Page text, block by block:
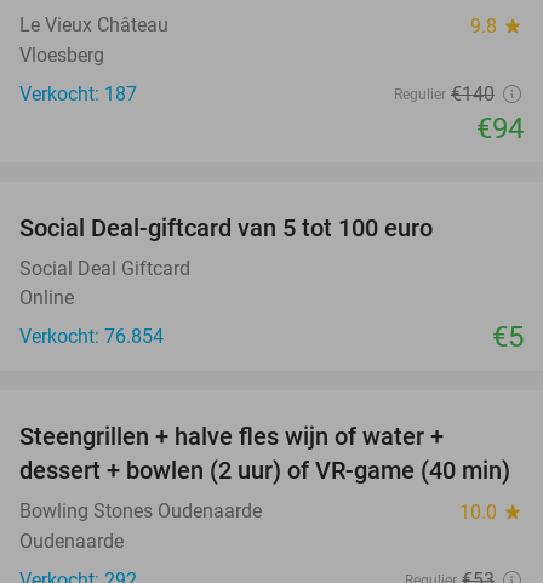
Le Vieux Château 9.8 star
Vloesberg
Verkocht: 187
Regulier €140
€94
Social Deal-giftcard van 5 tot 100 euro
Social Deal Giftcard
Online
Verkocht: 76.854
€5
Steengrillen + halve fles wijn of water +
dessert + bowlen (2 uur) of VR-game (40 min)
Bowling Stones Oudenaarde 10.0 star
Oudenaarde